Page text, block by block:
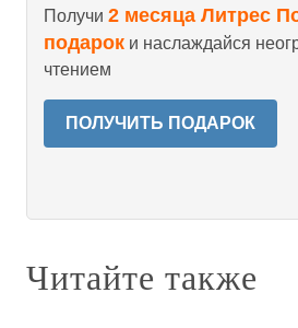
Получи 2 месяца Литрес
подарок и наслаждайся
чтением
ПОЛУЧИТЬ ПОДАРОК
Читайте также